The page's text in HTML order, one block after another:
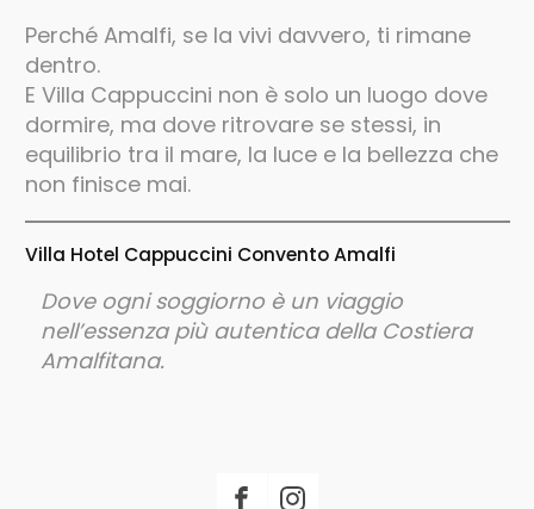
Perché Amalfi, se la vivi davvero, ti rimane
dentro.
E Villa Cappuccini non è solo un luogo dove
dormire, ma dove ritrovare se stessi, in
equilibrio tra il mare, la luce e la bellezza che
non finisce mai.
Villa Hotel Cappuccini Convento Amalfi
Dove ogni soggiorno è un viaggio
nell’essenza più autentica della Costiera
Amalfitana.